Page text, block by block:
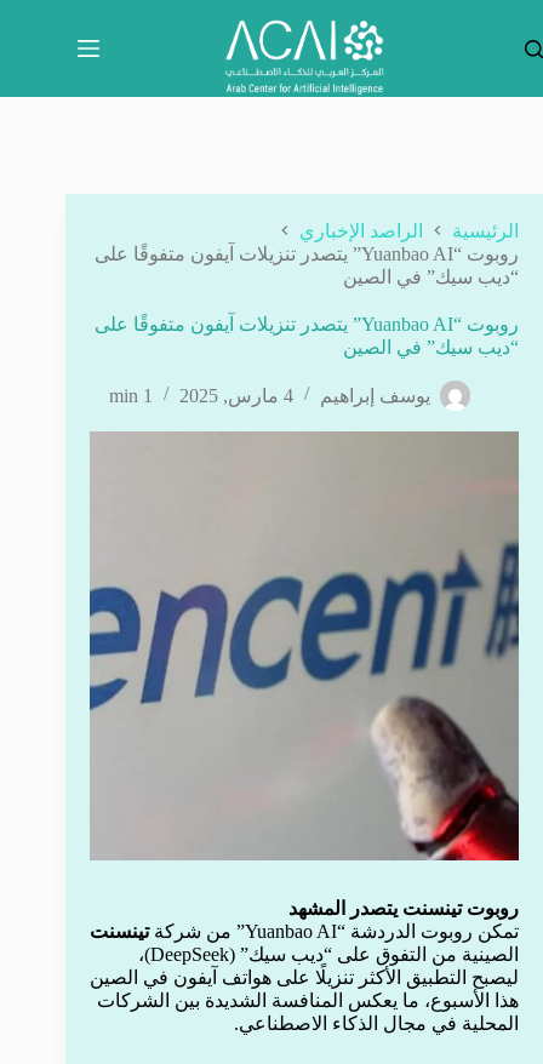
المحتوى
الرئيسية
الراصد الإخباري
روبوت “Yuanbao AI” يتصدر تنزيلات آيفون متفوقًا على
“ديب سيك” في الصين
روبوت “Yuanbao AI” يتصدر تنزيلات آيفون متفوقًا على
“ديب سيك” في الصين
يوسف إبراهيم 4 مارس, 2025 1 min
روبوت تينسنت يتصدر المشهد
تمكن روبوت الدردشة “Yuanbao AI” من شركة
تينسنت
الصينية من التفوق على “ديب سيك” (DeepSeek)،
ليصبح التطبيق الأكثر تنزيلًا على هواتف آيفون في الصين
هذا الأسبوع، ما يعكس المنافسة الشديدة بين الشركات
المحلية في مجال الذكاء الاصطناعي.